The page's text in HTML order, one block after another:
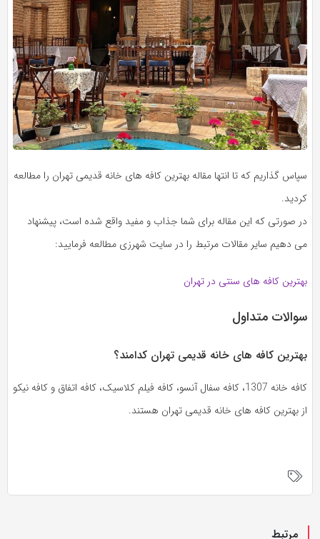
سپاس گذاریم که تا انتها مقاله بهترین کافه های خانه قدیمی تهران را مطالعه
کردید.
در صورتی که این مقاله برای شما جذاب و مفید واقع شده است، پیشنهاد
می دهیم سایر مقالات مرتبط را در سایت شهرزی مطالعه فرمایید:
بهترین کافه های سنتی در تهران
سوالات متداول
بهترین کافه های خانه قدیمی تهران کدامند؟
کافه خانه 1307، کافه سفال آنسو، کافه فیلم کلاسیک، کافه اتفاق و کافه نیکو
از بهترین کافه های خانه قدیمی تهران هستند.
مرتبط